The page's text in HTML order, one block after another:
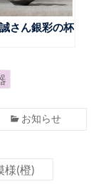
さん銀彩の杯
お知らせ
様(橙)